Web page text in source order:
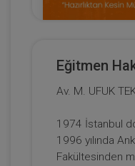
Konkordatoya
Mühlete Kadar
Eğitimi
300 TL
Eğitmen
Av. M. UFUK
1974 İstanbul
1996 yılında
Fakültesinden